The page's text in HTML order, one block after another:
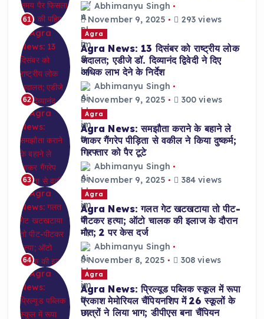
61
Abhimanyu Singh
November 9, 2025
293 views
62
Agra
Agra News: 13 दिसंबर को राष्ट्रीय लोक
अदालत; एडीजे डॉ. दिव्यानंद द्विवेदी ने दिए
अधिक लाभ देने के निर्देश
Abhimanyu Singh
November 9, 2025
300 views
63
Agra
Agra News: समझौता कराने के बहाने ले
जाकर गैंगरेप पीड़िता से वकील ने किया दुष्कर्म;
गिरफ्तार को पैर टूटे
Abhimanyu Singh
November 9, 2025
384 views
64
Agra
Agra News: गलत गेट खटखटाया तो पीट-
पीटकर हत्या; ऑटो चालक की इलाज के दौरान
मौत; 2 पर केस दर्ज
Abhimanyu Singh
November 8, 2025
308 views
Agra
Agra News: प्रिल्यूड पब्लिक स्कूल में रूपा
प्रकाश मेमोरियल चैंपियनशिप में 26 स्कूलों के
छात्रों ने लिया भाग; डीपीएस बना चैंपियन